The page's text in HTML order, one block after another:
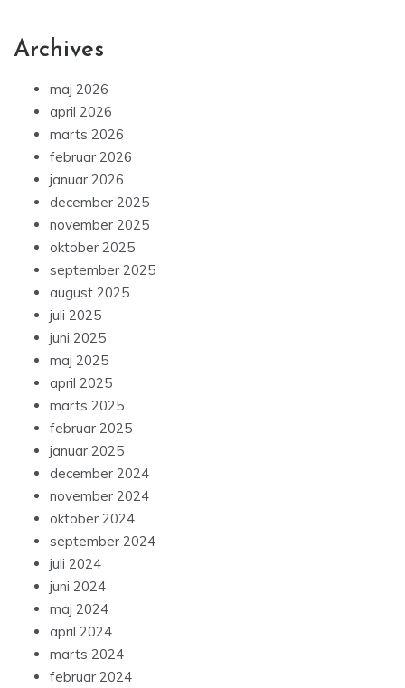
Archives
maj 2026
april 2026
marts 2026
februar 2026
januar 2026
december 2025
november 2025
oktober 2025
september 2025
august 2025
juli 2025
juni 2025
maj 2025
april 2025
marts 2025
februar 2025
januar 2025
december 2024
november 2024
oktober 2024
september 2024
juli 2024
juni 2024
maj 2024
april 2024
marts 2024
februar 2024